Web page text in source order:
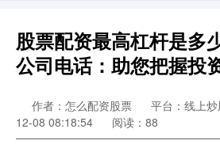
股票配资最高杠杆是多
公司电话：助您把握投
作者：怎么配资股票 平台：线上
12-08 08:18:54
阅读：88